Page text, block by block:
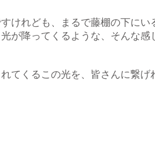
けれども、まるで藤棚の下にい
が降ってくるような、そんな感
てくるこの光を、皆さんに繋げ